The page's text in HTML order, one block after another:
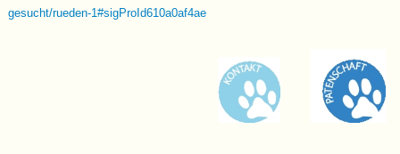
gesucht/rueden-1#sigProId610a0af4ae